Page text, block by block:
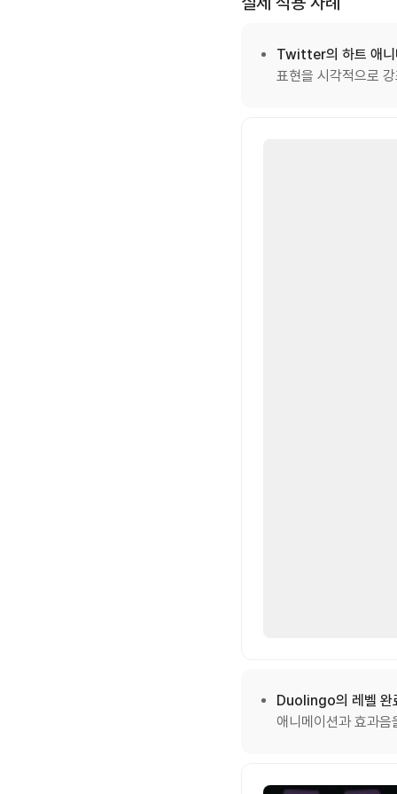
Twitter의 하트 애니
표현을 시각적으로
Duolingo의 레벨 완
애니메이션과 효과음